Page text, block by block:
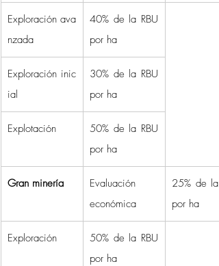
Exploración ava
nzada
40% de la RBU
por ha
Exploración inic
ial
30% de la RBU
por ha
Explotación
50% de la RBU
por ha
Gran minería
Evaluación
económica
25% de la
por ha
Exploración
50% de la RBU
por ha